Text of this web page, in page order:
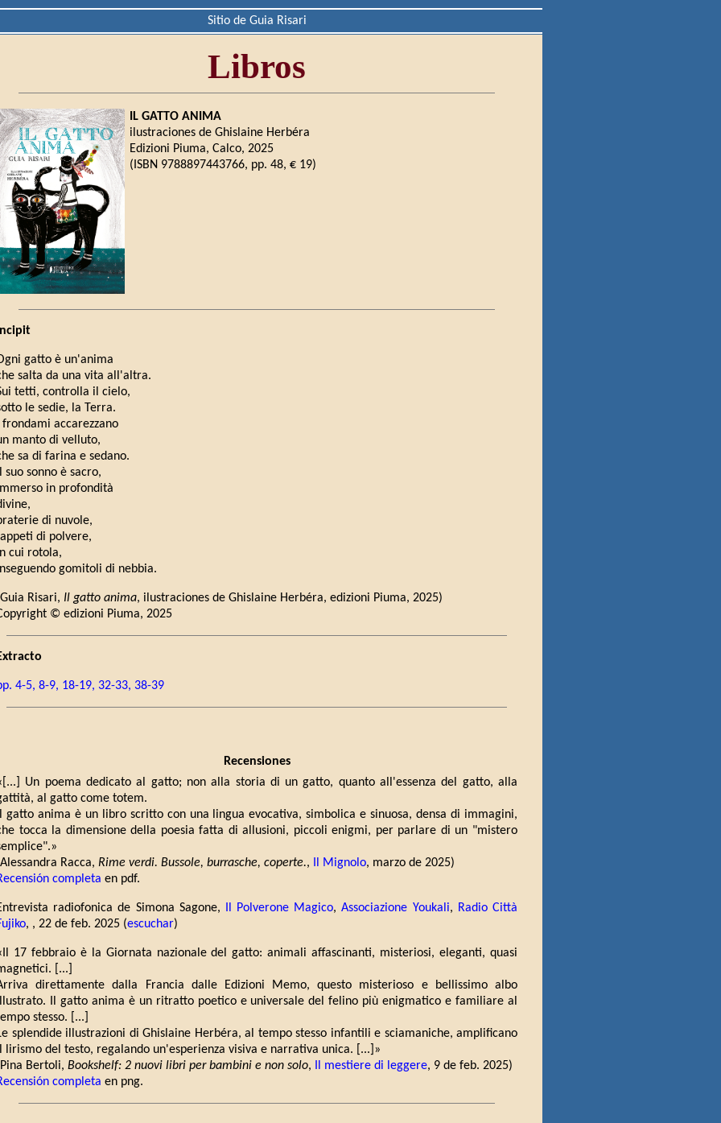
Sitio de Guia Risari
Libros
IL GATTO ANIMA
ilustraciones de Ghislaine Herbéra
Edizioni Piuma, Calco, 2025
(ISBN 9788897443766, pp. 48, € 19)
gatto è un'anima
salta da una vita all'altra.
tetti, controlla il cielo,
le sedie, la Terra.
frondami accarezzano
manto di velluto,
sa di farina e sedano.
suo sonno è sacro,
in profondità
di nuvole,
di polvere,
cui rotola,
gomitoli di nebbia.
Risari, Il gatto anima, ilustraciones de Ghislaine Herbéra, edizioni Piuma, 2025)
© edizioni Piuma, 2025
4-5, 8-9, 18-19, 32-33, 38-39
Recensiones
Un poema dedicato al gatto; non alla storia di un gatto, quanto all'essenza del gatto, alla
al gatto come totem.
gatto anima è un libro scritto con una lingua evocativa, simbolica e sinuosa, densa di immagini,
tocca la dimensione della poesia fatta di allusioni, piccoli enigmi, per parlare di un "mistero
Racca, Rime verdi. Bussole, burrasche, coperte., Il Mignolo, marzo de 2025)
completa en pdf.
radiofonica de Simona Sagone, Il Polverone Magico,Associazione Youkali, Radio Città
, , 22 de feb. 2025 (escuchar)
17 febbraio è la Giornata nazionale del gatto: animali affascinanti, misteriosi, eleganti, quasi
[...]
direttamente dalla Francia dalle Edizioni Memo, questo misterioso e bellissimo albo
Il gatto anima è un ritratto poetico e universale del felino più enigmatico e familiare al
stesso. [...]
splendide illustrazioni di Ghislaine Herbéra, al tempo stesso infantili e sciamaniche, amplificano
lirismo del testo, regalando un'esperienza visiva e narrativa unica. [...]»
Bertoli, Bookshelf: 2 nuovi libri per bambini e non solo, Il mestiere di leggere, 9 de feb. 2025)
completa en png.